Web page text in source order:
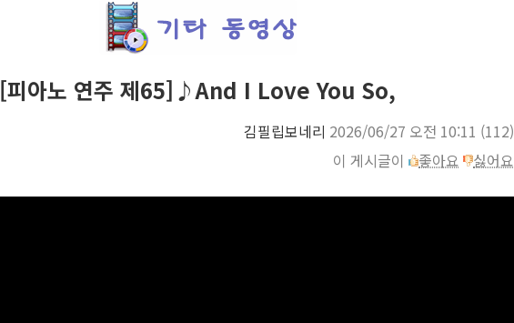
[피아노 연주 제65]♪And I Love You So,
김필립보네리 2026/06/27 오전 10:11 (112)
이 게시글이
좋아요 싫어요